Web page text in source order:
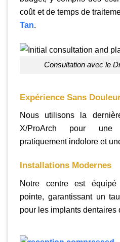
coût et de temps de
Tan.
consultation avec le
Expérience Sans
Nous utilisons la
X/ProArch pour une
pratiquement indolore et
Installations Modernes
Notre centre est équipé
pointe, garantissant un
pour les implants dentaires